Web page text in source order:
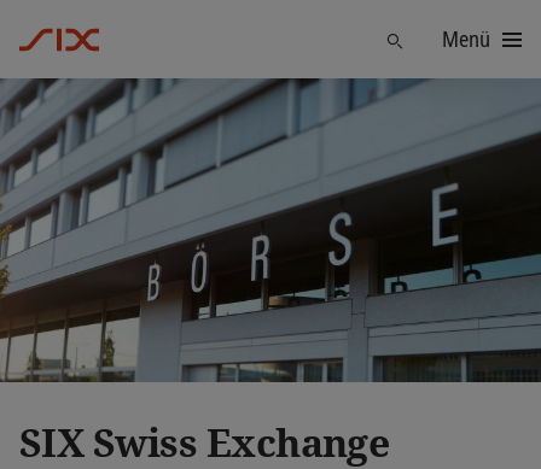
FindenMenü
SIX Swiss Exchange